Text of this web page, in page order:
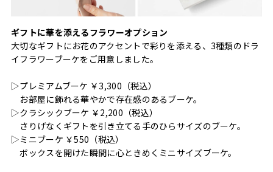
ギフトに華を添えるフラワーオプション
大切なギフトにお花のアクセントで彩りを添える、3種類のドラ
イフラワーブーケをご用意しました。
▷プレミアムブーケ ￥3,300（税込）
お部屋に飾れる華やかで存在感のあるブーケ。
▷クラシックブーケ ￥2,200（税込）
さりげなくギフトを引き立てる手のひらサイズのブーケ。
▷ミニブーケ ￥550（税込）
ボックスを開けた瞬間に心ときめくミニサイズブーケ。